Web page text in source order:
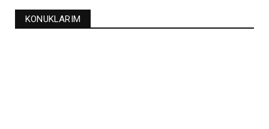
Alanya'nın düğünlerinin meşhur kurabiyesi- S
KONUKLARIM